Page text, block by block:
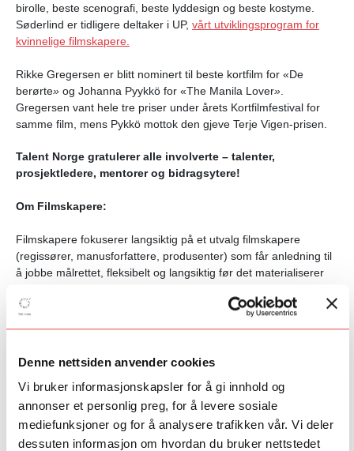
Denne nettsiden anvender cookies
Vi bruker informasjonskapsler for å gi innhold og
annonser et personlig preg, for å levere sosiale
mediefunksjoner og for å analysere trafikken vår. Vi deler
dessuten informasjon om hvordan du bruker nettstedet
birolle, beste scenografi, beste lyddesign og beste kostyme.
Søderlind er tidligere deltaker i UP, vårt utviklingsprogram for
kvinnelige filmskapere.
Rikke Gregersen er blitt nominert til beste kortfilm for «De
berørte» og Johanna Pyykkö for «The Manila Lover»
Gregersen vant hele tre priser under årets Kortfilmfestival for
samme film, mens Pykkö mottok den gjeve Terje Vigen-prisen.
Talent Norge gratulerer alle involverte – talenter,
prosjektledere, mentorer og bidragsytere!
Om Filmskapere:
Filmskapere fokuserer langsiktig på et utvalg filmskapere
(regissører, manusforfattere, produsenter) som får anledning til
å jobbe målrettet, fleksibelt og langsiktig før det materialiserer
Gjennom Filmskapere vil kreative aktører gis mulighet for
det bygges bro mellom fiksjon og dokumentar, da stadig flere
filmskapere opererer på begge felt. Ferske og etablerte
filmskapere vil inspirere hverandre gjennom utviklingsarbeid og
dialog knyttet til konkrete ideer og møter.
Programmet støttes av